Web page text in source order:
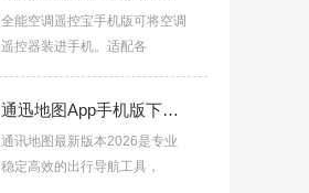
全能空调遥控宝手机版可将空调
遥控器装进手机。适配各
通迅地图App手机版下载v1.2.3
通讯地图最新版本2026是专业
稳定高效的出行导航工具，